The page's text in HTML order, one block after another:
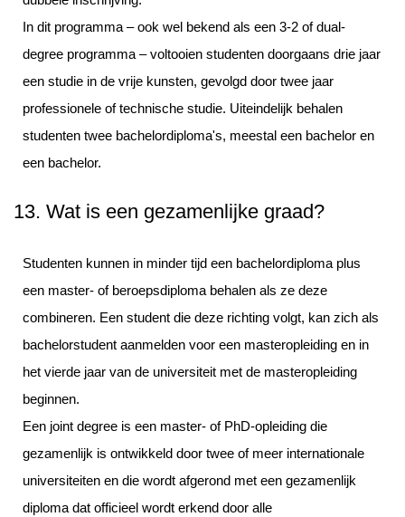
In dit programma – ook wel bekend als een 3-2 of dual-
degree programma – voltooien studenten doorgaans drie jaar
een studie in de vrije kunsten, gevolgd door twee jaar
professionele of technische studie. Uiteindelijk behalen
studenten twee bachelordiploma's, meestal een bachelor en
een bachelor.
13. Wat is een gezamenlijke graad?
Studenten kunnen in minder tijd een bachelordiploma plus
een master- of beroepsdiploma behalen als ze deze
combineren. Een student die deze richting volgt, kan zich als
bachelorstudent aanmelden voor een masteropleiding en in
het vierde jaar van de universiteit met de masteropleiding
beginnen.
Een joint degree is een master- of PhD-opleiding die
gezamenlijk is ontwikkeld door twee of meer internationale
universiteiten en die wordt afgerond met een gezamenlijk
diploma dat officieel wordt erkend door alle